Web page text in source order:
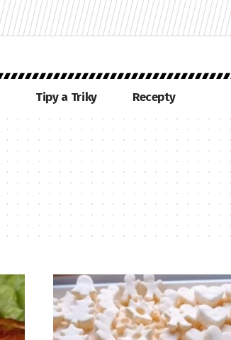
Tipy a Triky Recepty